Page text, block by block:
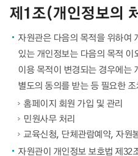
제1조(개인정보의
자원관은 다음의 목적을 위하여
있는 개인정보는 다음의 목적
이용 목적이 변경되는 경우에는
별도의 동의를 받는 등 필요한
홈페이지 회원 가입 및 관리
민원사무 처리
교육신청, 단체관람예약, 자원
자원관이 개인정보 보호법 제32